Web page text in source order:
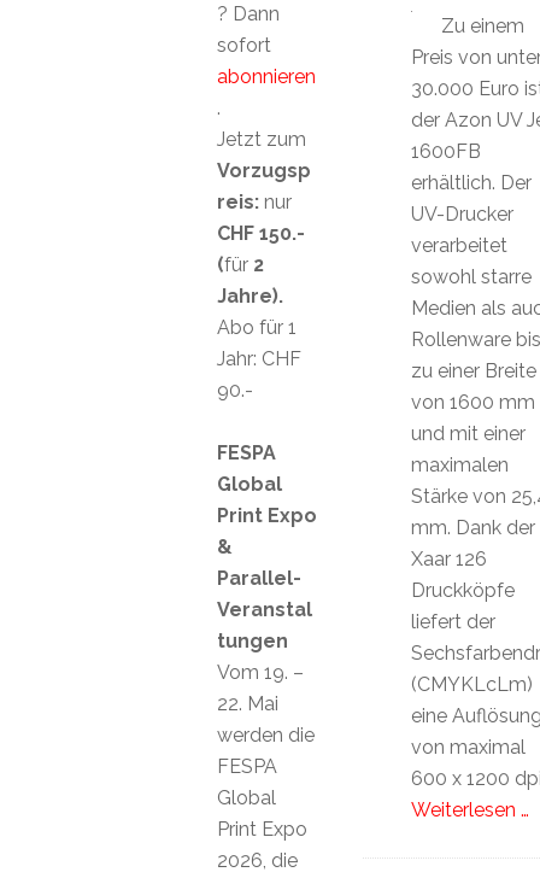
Zu einem
Preis von
30.000 Euro
der Azon UV
1600FB
erhältlich. Der
UV-Drucker
verarbeitet
sowohl starre
Medien als
Rollenware bis
zu einer Breite
von 1600 mm
und mit einer
maximalen
Stärke von
mm. Dank der
Xaar 126
Druckköpfe
liefert der
(CMYKLcLm)
eine
von maximal
600 x 1200
Weiterlesen …
? Dann
sofort
abonnieren
.
Jetzt zum
Vorzugsp
reis: nur
CHF 150.-
(für 2
Jahre).
Abo für 1
Jahr: CHF
90.-
FESPA
Global
Print Expo
&
Parallel-
Veranstal
tungen
Vom 19. –
22. Mai
werden die
FESPA
Global
Print Expo
2026, die